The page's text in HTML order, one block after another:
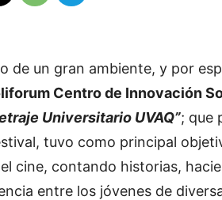
de un gran ambiente, y por
Centro de Innovación
Universitario UVAQ”; que
tuvo como principal
cine, contando historias,
entre los jóvenes de